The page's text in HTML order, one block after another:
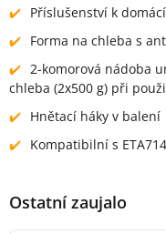
Příslušenství k
Forma na chleba s
2-komorová nádoba
chleba (2x500 g) při
Hnětací háky v balení
Kompatibilní s
Ostatní zaujalo